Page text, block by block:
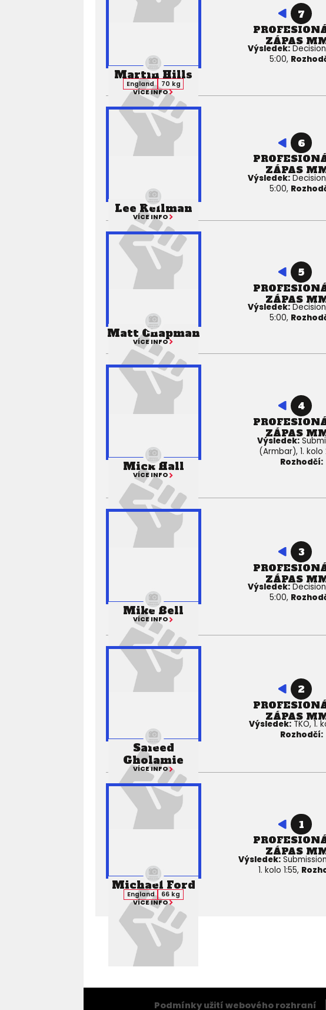
Martin Hills
England
70 kg
VÍCE INFO
7
ZÁPAS
Výsledek:
5:00,
Lee Kellman
VÍCE INFO
6
ZÁPAS
Výsledek:
5:00,
Matt Chapman
VÍCE INFO
5
ZÁPAS
Výsledek:
5:00,
Mick Hall
VÍCE INFO
4
ZÁPAS
Výsledek:
(Armbar), 1. kolo
Rozhodčí:
Mike Bell
VÍCE INFO
3
ZÁPAS
Výsledek:
5:00,
Saieed
Gholamie
VÍCE INFO
2
ZÁPAS
Výsledek:TKO, 1.
Rozhodčí:
Michael Ford
England
66 kg
VÍCE INFO
1
ZÁPAS
Výsledek:
1. kolo 1:55,
Podmínky užití webového rozhraní